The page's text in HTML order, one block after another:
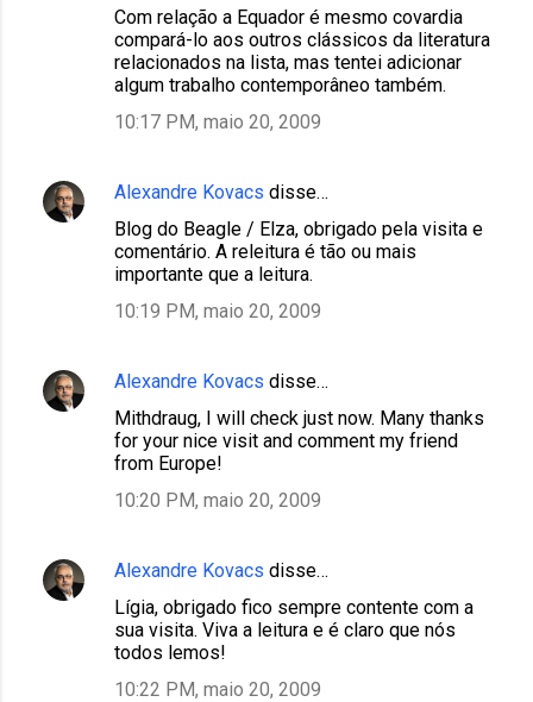
Com relação a Equador é mesmo covardia
compará-lo aos outros clássicos da literatura
relacionados na lista, mas tentei adicionar
algum trabalho contemporâneo também.
10:17 PM, maio 20, 2009
Alexandre Kovacs disse…
Blog do Beagle / Elza, obrigado pela visita e
comentário. A releitura é tão ou mais
importante que a leitura.
10:19 PM, maio 20, 2009
Alexandre Kovacs disse…
Mithdraug, I will check just now. Many thanks
for your nice visit and comment my friend
from Europe!
10:20 PM, maio 20, 2009
Alexandre Kovacs disse…
Lígia, obrigado fico sempre contente com a
sua visita. Viva a leitura e é claro que nós
todos lemos!
10:22 PM, maio 20, 2009